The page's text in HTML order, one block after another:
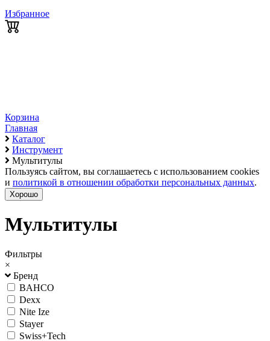
Избранное
Корзина
Главная
Каталог
Инструмент
Мультитулы
Пользуясь сайтом, вы соглашаетесь с использованием cookies
и политикой в отношении обработки персональных данных.
Хорошо
Мультитулы
Фильтры
×
Бренд
BAHCO
Dexx
Nite Ize
Stayer
Swiss+Tech